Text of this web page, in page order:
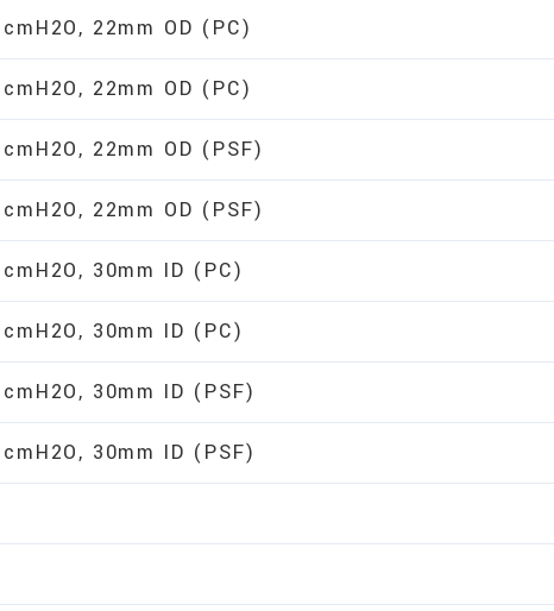
22mm OD (PC)
22mm OD (PC)
22mm OD (PSF)
22mm OD (PSF)
30mm ID (PC)
30mm ID (PC)
30mm ID (PSF)
30mm ID (PSF)